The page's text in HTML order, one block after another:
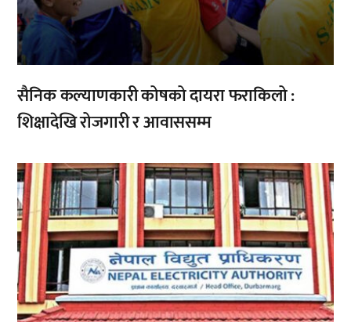
सैनिक कल्याणकारी कोषको दायरा फराकिलो :
शिक्षादेखि रोजगारी र आवाससम्म
,